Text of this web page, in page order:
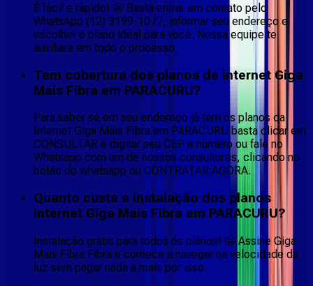
É fácil e rápido! 🤩 Basta entrar em contato pelo
WhatsApp (12) 3199-1077, informar seu endereço e
escolher o plano ideal para você. Nossa equipe te
auxiliará em todo o processo.
Tem cobertura dos planos de internet Giga
Mais Fibra em PARACURU?
Para saber se em seu endereço já tem os planos da
Internet Giga Mais Fibra em PARACURU basta clicar em
CONSULTAR e digitar seu CEP e número ou fale no
Whatsapp com um de nossos consultores, clicando no
botão do whatsapp ou CONTRATAR AGORA.
Quanto custa a instalação dos planos
Internet Giga Mais Fibra em PARACURU?
Instalação grátis para todos os planos! 🤩 Assine Giga
Mais Fibra Fibra e comece a navegar na velocidade da
luz sem pagar nada a mais por isso.